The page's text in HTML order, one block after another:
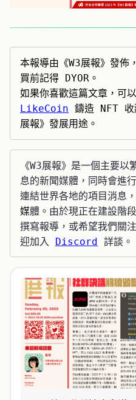
本報導由《W3展報》發佈
買前記得 DYOR。
如果你喜歡這篇文章，可
LikeCoin 鑄造 NFT 收
展報》發展用途。
《W3展報》是一個主要
息的新聞媒體，同時會進
連結世界各地的項目消息
媒體。由於現正在建設階
撰寫報導，或希望我們關
迎加入 Discord 詳談。